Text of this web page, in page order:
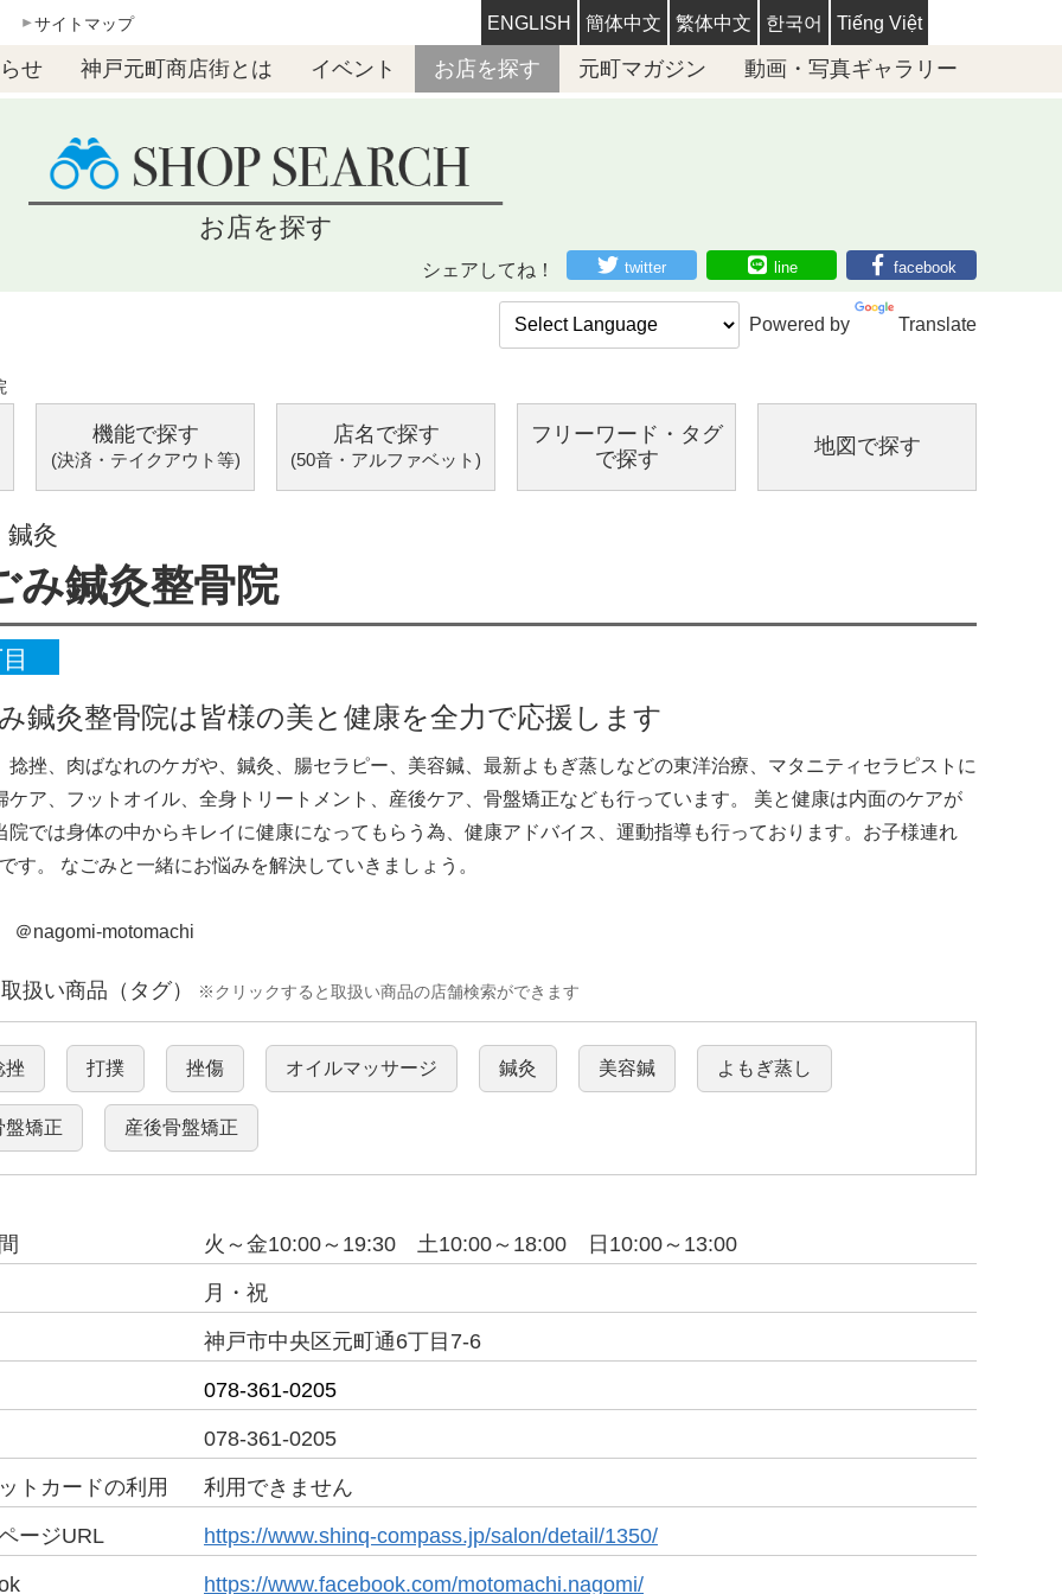
サイトマップ ENGLISH 簡体中文 繁体中文 한국어 Tiếng Việt
せ 神戸元町商店街とは イベント お店を探す 元町マガジン 動画・写真ギャラリー
お店を探す
シェアしてね！ twitter line facebook
Powered by Translate
機能で探す
(決済・テイクアウト等)
店名で探す
(50音・アルファベット)
フリーワード・ タグ
で探す
地図で探す
鍼灸
み鍼灸整骨院
鍼灸整骨院は皆様の美と健康を全力で応援します
捻挫、肉ばなれのケガや、鍼灸、腸セラピー、美容鍼、最新よもぎ蒸しなどの東洋治療、マタニティセラピストに
ケア、フットオイル、全身トリートメント、産後ケア、骨盤矯正なども行っています。 美と健康は内面のケアが
院では身体の中からキレイに健康になってもらう為、健康アドバイス、運動指導も行っております。お子様連れ
す。 なごみと一緒にお悩みを解決していきましょう。
nagomi-motomachi
扱い商品（タグ） ※クリックすると取扱い商品の店舗検索ができます
挫 打撲 挫傷 オイルマッサージ 鍼灸 美容鍼 よもぎ蒸し
盤矯正 産後骨盤矯正
火～金10:00～19:30 土10:00～18:00 日10:00～13:00
月・祝
神戸市中央区元町通6丁目7-6
078-361-0205
078-361-0205
ト カードの利用 利用できません
ージURL https://www.shinq-compass.jp/salon/detail/1350/
https://www.facebook.com/motomachi.nagomi/